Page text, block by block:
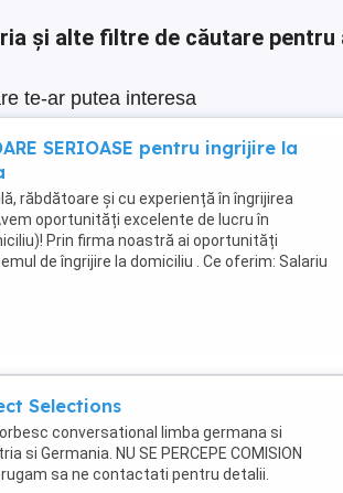
și alte filtre de căutare
te-ar putea interesa
SERIOASE pentru ingrijire la
răbdătoare și cu experiență în îngrijirea
oportunități excelente de lucru în
Prin firma noastră ai oportunități
de îngrijire la domiciliu . Ce oferim: Salariu
Selections
conversational limba germana si
si Germania. NU SE PERCEPE COMISION
sa ne contactati pentru detalii.